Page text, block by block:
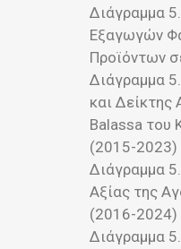
Διάγραμμα
Εξαγωγών
Προϊόντων
Διάγραμμα
και Δείκτης
Balassa του
(2015-2023)
Διάγραμμα
Αξίας της
(2016-2024)
Διάγραμμα